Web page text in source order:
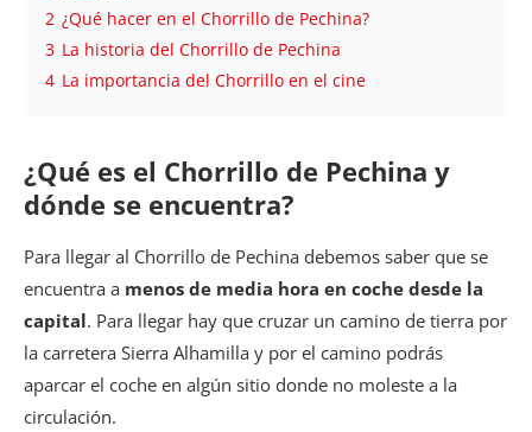
2 ¿Qué hacer en el Chorrillo de Pechina?
3 La historia del Chorrillo de Pechina
4 La importancia del Chorrillo en el cine
¿Qué es el Chorrillo de Pechina y
dónde se encuentra?
Para llegar al Chorrillo de Pechina debemos saber que se
encuentra a menos de media hora en coche desde la
capital. Para llegar hay que cruzar un camino de tierra por
la carretera Sierra Alhamilla y por el camino podrás
aparcar el coche en algún sitio donde no moleste a la
circulación.